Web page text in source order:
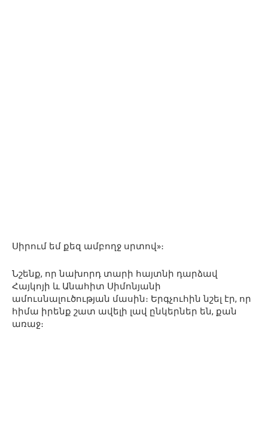
Սիրում եմ քեզ ամբողջ սրտով»։
Նշենք, որ նախորդ տարի հայտնի դարձավ
Հայկոյի և Անահիտ Սիմոնյանի
ամուսնալուծության մասին։ Երգչուհին նշել էր, որ
հիմա իրենք շատ ավելի լավ ընկերներ են, քան
առաջ։